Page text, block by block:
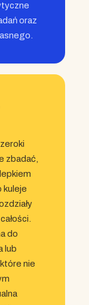
oraz
zbadać,
kuleje
do
lub
nie